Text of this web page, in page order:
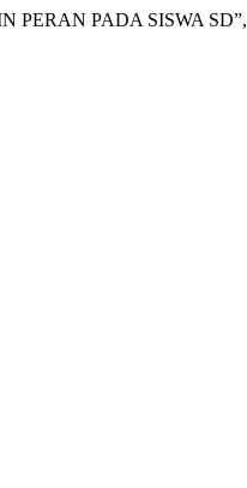
PERAN PADA SISWA SD”,